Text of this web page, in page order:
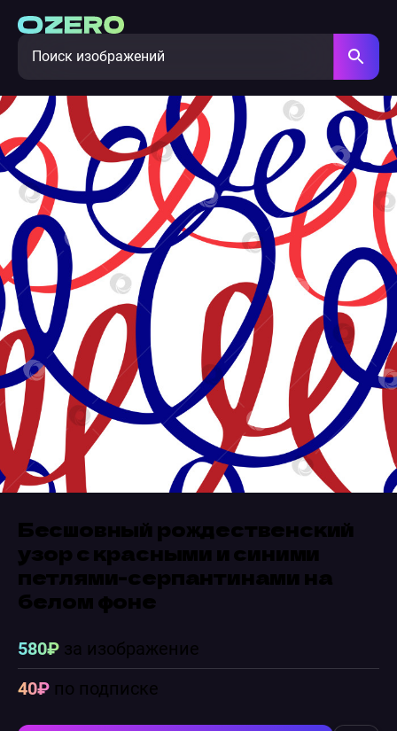
Бесшовный рождественский
узор с красными и синими
петлями-серпантинами на
белом фоне
580₽за изображение
40₽по подписке